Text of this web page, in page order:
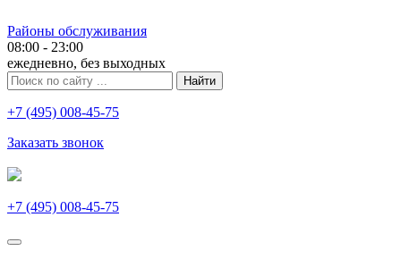
Районы обслуживания
08:00 - 23:00
ежедневно, без выходных
+7 (495) 008-45-75
Заказать звонок
+7 (495) 008-45-75